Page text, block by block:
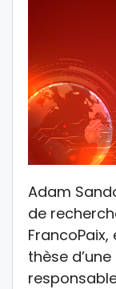
Adam
de
thèse